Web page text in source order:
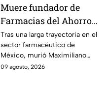
Muere fundador de
Farmacias del Ahorro:
¿quién fue
Maximiliano Leonardo
Asturias?
Tras una larga trayectoria en el
sector farmacéutico de
México, murió Maximiliano
Leonardo Asturias, cofundador
09 agosto, 2026